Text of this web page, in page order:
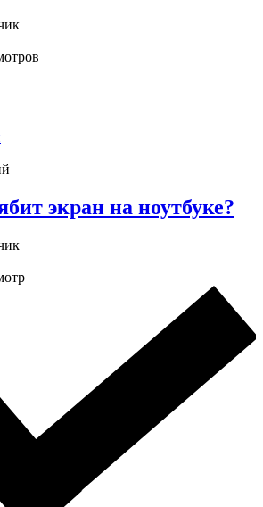
экран на ноутбуке?